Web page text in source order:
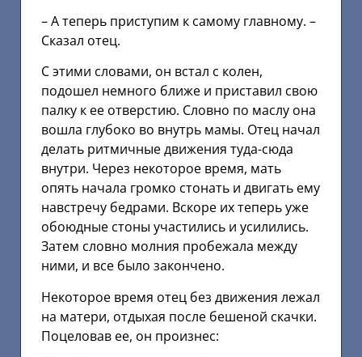
– А теперь приступим к самому главному. –
Сказал отец.
С этими словами, он встал с колен,
подошел немного ближе и приставил свою
палку к ее отверстию. Словно по маслу она
вошла глубоко во внутрь мамы. Отец начал
делать ритмичные движения туда-сюда
внутри. Через некоторое время, мать
опять начала громко стонать и двигать ему
навстречу бедрами. Вскоре их теперь уже
обоюдные стоны участились и усилились.
Затем словно молния пробежала между
ними, и все было закончено.
Некоторое время отец без движения лежал
на матери, отдыхая после бешеной скачки.
Поцеловав ее, он произнес: